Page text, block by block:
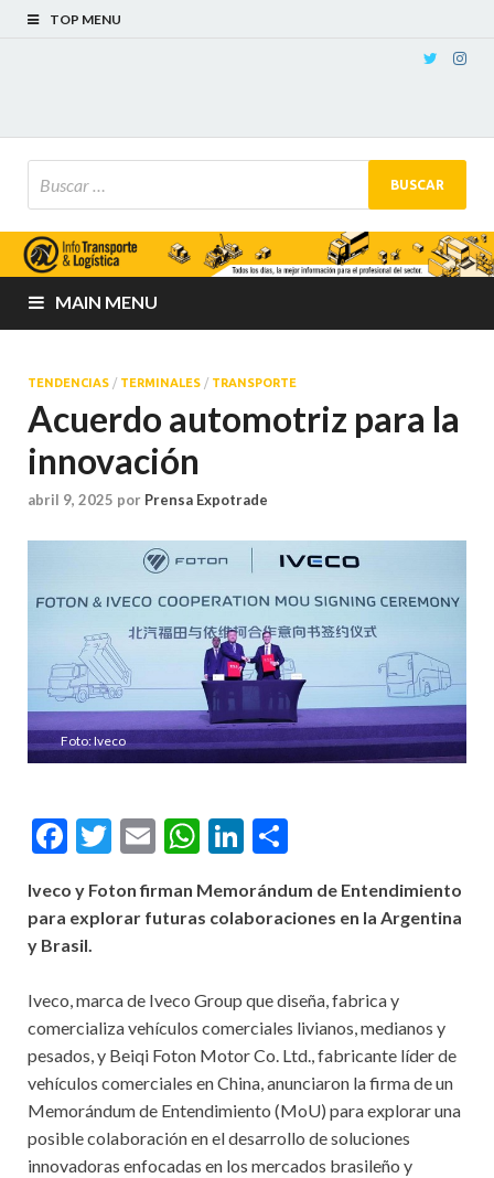
TOP MENU
MAIN MENU
TENDENCIAS / TERMINALES / TRANSPORTE
Acuerdo automotriz para la
innovación
abril 9, 2025 por Prensa Expotrade
Foto: Iveco
Facebook
Twitter
EmailWhatsApp
LinkedIn
Iveco y Foton firman Memorándum de Entendimiento
para explorar futuras colaboraciones en la Argentina
y Brasil.
Iveco, marca de Iveco Group que diseña, fabrica y
comercializa vehículos comerciales livianos, medianos y
pesados, y Beiqi Foton Motor Co. Ltd., fabricante líder de
vehículos comerciales en China, anunciaron la firma de un
Memorándum de Entendimiento (MoU) para explorar una
posible colaboración en el desarrollo de soluciones
innovadoras enfocadas en los mercados brasileño y